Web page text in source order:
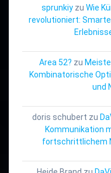
sprunkiy zu Wie
revolutioniert:
Area 52? zu
Kombinatorische
und
doris schubert zu
Kommunikation
fortschrittlichem